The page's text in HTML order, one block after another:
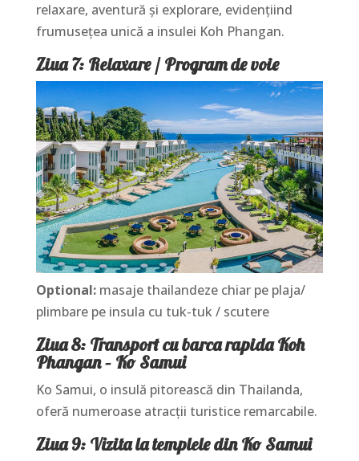
relaxare, aventură și explorare, evidențiind
frumusețea unică a insulei Koh Phangan.
Ziua 7: Relaxare / Program de voie
Optional: masaje thailandeze chiar pe plaja/
plimbare pe insula cu tuk-tuk / scutere
Ziua 8: Transport cu barca rapida Koh
Phangan – Ko Samui
Ko Samui, o insulă pitorească din Thailanda,
oferă numeroase atracții turistice remarcabile.
Ziua 9: Vizita la templele din Ko Samui